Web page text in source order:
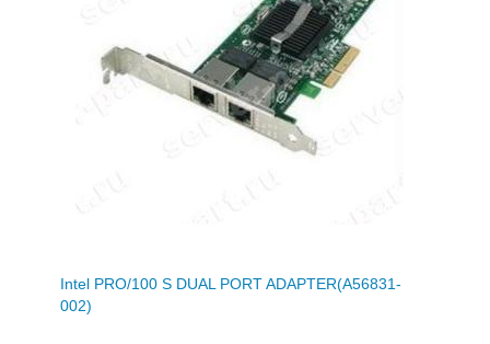
Intel PRO/100 S DUAL PORT ADAPTER(A56831-
002)